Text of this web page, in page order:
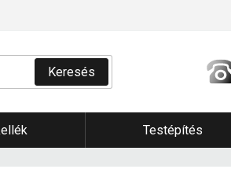
Keresés
Testépítés